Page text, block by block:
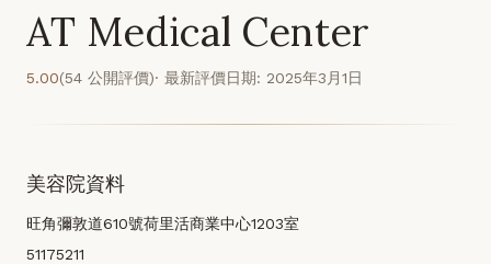
AT Medical Center
5.00(54 公開評價)· 最新評價日期: 2025年3月1日
美容院資料
旺角彌敦道610號荷里活商業中心1203室
51175211